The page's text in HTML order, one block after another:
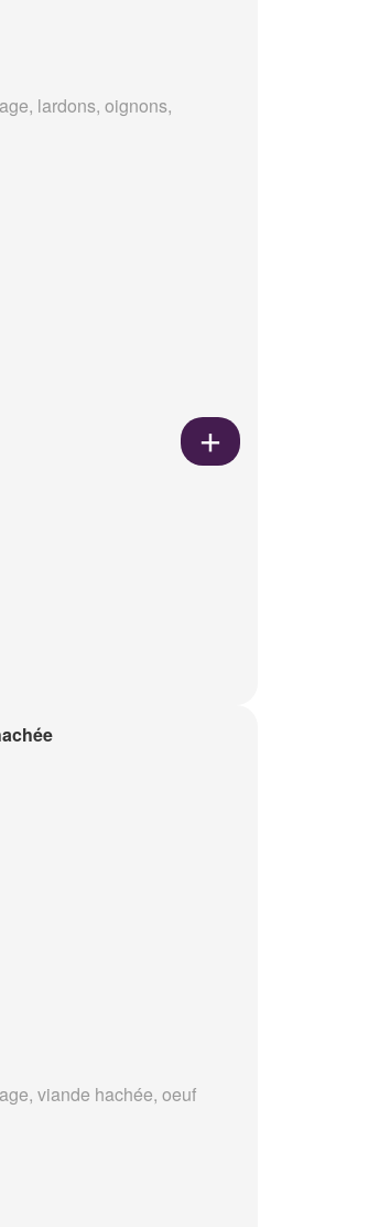
lardons, oignons,
viande hachée, oeuf